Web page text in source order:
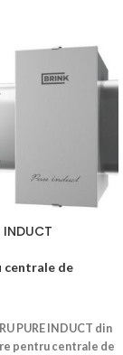
INDUCT
centrale de
PURE INDUCT din
pentru centrale de